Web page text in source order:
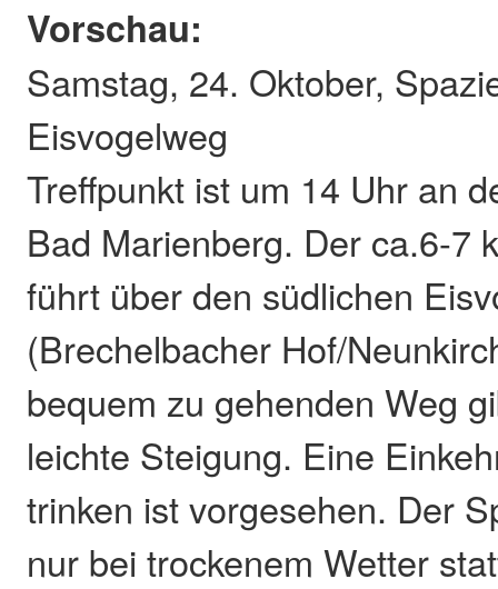
Vorschau:
Samstag, 24. Oktober,
Eisvogelweg
Treffpunkt ist um 14 Uhr an
Bad Marienberg. Der ca.6-7
führt über den südlichen
(Brechelbacher Hof/
bequem zu gehenden Weg
leichte Steigung. Eine
trinken ist vorgesehen. Der
nur bei trockenem Wetter